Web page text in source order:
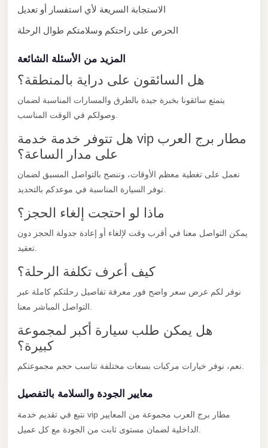
الاستجابة السريعة لأي استفسار أو تعديل
الحرص على راحتكم وسلامتكم طوال الرحلة
المزيد من الأسئلة الشائعة
هل السائقون على دراية بالمنطقة؟
يتمتع سائقونا بخبرة جيدة بالطرق والمسارات المناسبة لضمان
هل تتوفر خدمة خدمة vip مطار برج العرب
على مدار الساعة؟
نعمل على تغطية معظم الأوقات، وننصح بالتواصل المسبق لضمان
ماذا لو احتجت إلغاء الحجز؟
يمكن التواصل معنا في أقرب وقت لإلغاء أو إعادة جدولة الحجز دون
كيف أعرف تكلفة الرحلة؟
نوفر لكم عرض سعر واضح فور معرفة تفاصيل رحلتكم كاملة عبر
هل يمكن طلب سيارة أكبر لمجموعة
كبيرة؟
معايير الجودة والسلامة بالتفصيل
نتبع في تقديم خدمة vip مطار برج العرب مجموعة من المعايير
Prices
Limousine
Alexandria
Cairo
Port
Said
Limousine
Service
Port
Said
Limousine
from
Cairo
Airport
North
Coast
North
Coast
Limousine
Service